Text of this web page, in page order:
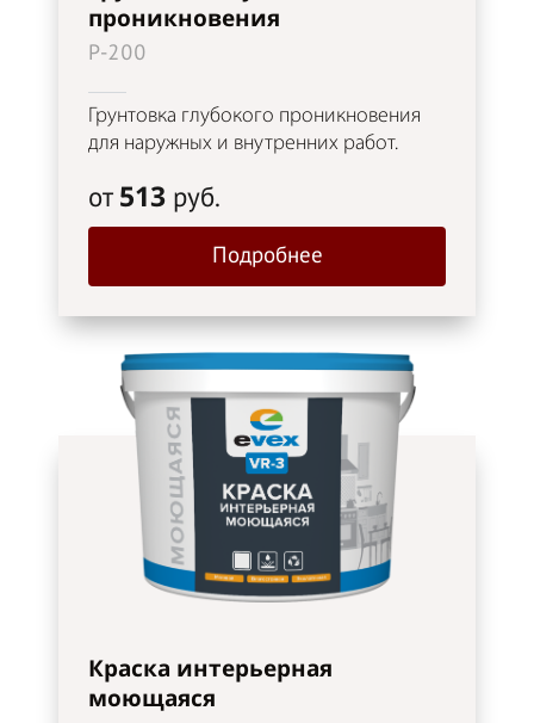
проникновения
P-200
Грунтовка глубокого проникновения
для наружных и внутренних работ.
от 513 руб.
Подробнее
Краска интерьерная
моющаяся